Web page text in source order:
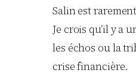
Salin est
Je crois qu’il y a
les échos ou la
crise financière.